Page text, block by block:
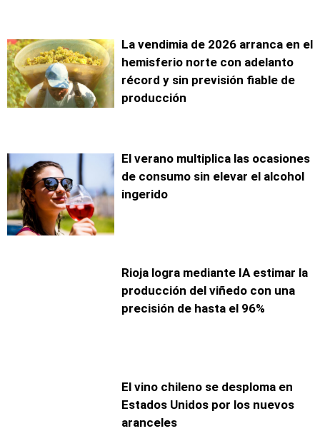
La vendimia de 2026 arranca en el
hemisferio norte con adelanto
récord y sin previsión fiable de
producción
El verano multiplica las ocasiones
de consumo sin elevar el alcohol
ingerido
Rioja logra mediante IA estimar la
producción del viñedo con una
precisión de hasta el 96%
El vino chileno se desploma en
Estados Unidos por los nuevos
aranceles